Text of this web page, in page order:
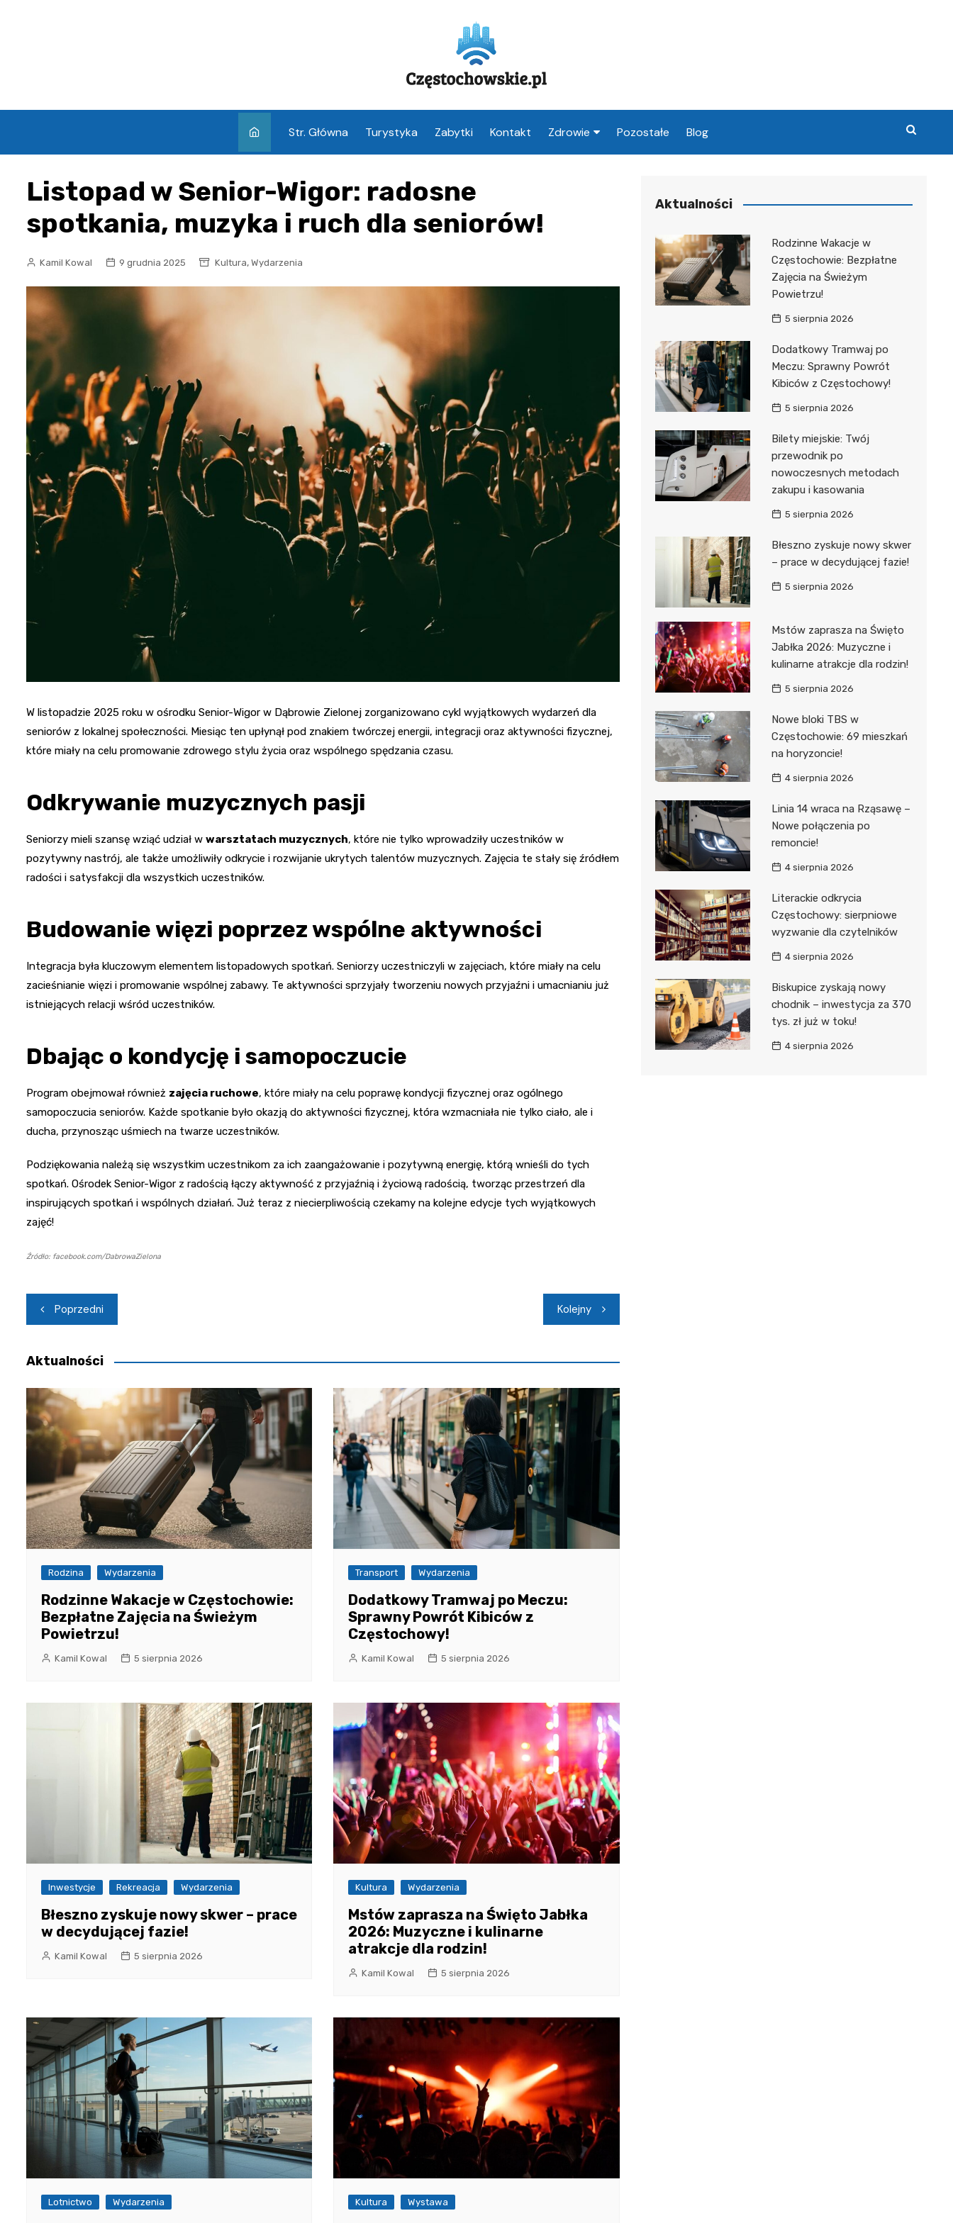
Str. Główna Turystyka Zabytki Kontakt Zdrowie
Lekarz Częstochowa
Częstochowa
Pozostałe Blog
Listopad w Senior-Wigor: radosne
spotkania, muzyka i ruch dla seniorów!
Kamil Kowal 9 grudnia 2025 Kultura, Wydarzenia
W listopadzie 2025 roku w ośrodku Senior-Wigor w Dąbrowie Zielonej zorganizowano cykl wyjątkowych wydarzeń dla
seniorów z lokalnej społeczności. Miesiąc ten upłynął pod znakiem twórczej energii, integracji oraz aktywności fizycznej,
które miały na celu promowanie zdrowego stylu życia oraz wspólnego spędzania czasu.
Odkrywanie muzycznych pasji
Seniorzy mieli szansę wziąć udział w warsztatach muzycznych, które nie tylko wprowadziły uczestników w
pozytywny nastrój, ale także umożliwiły odkrycie i rozwijanie ukrytych talentów muzycznych. Zajęcia te stały się źródłem
radości i satysfakcji dla wszystkich uczestników.
Budowanie więzi poprzez wspólne aktywności
Integracja była kluczowym elementem listopadowych spotkań. Seniorzy uczestniczyli w zajęciach, które miały na celu
zacieśnianie więzi i promowanie wspólnej zabawy. Te aktywności sprzyjały tworzeniu nowych przyjaźni i umacnianiu już
istniejących relacji wśród uczestników.
Dbając o kondycję i samopoczucie
Program obejmował również zajęcia ruchowe, które miały na celu poprawę kondycji fizycznej oraz ogólnego
samopoczucia seniorów. Każde spotkanie było okazją do aktywności fizycznej, która wzmacniała nie tylko ciało, ale i
ducha, przynosząc uśmiech na twarze uczestników.
Podziękowania należą się wszystkim uczestnikom za ich zaangażowanie i pozytywną energię, którą wnieśli do tych
spotkań. Ośrodek Senior-Wigor z radością łączy aktywność z przyjaźnią i życiową radością, tworząc przestrzeń dla
inspirujących spotkań i wspólnych działań. Już teraz z niecierpliwością czekamy na kolejne edycje tych wyjątkowych
zajęć!
Źródło: facebook.com/DabrowaZielona
Nawigacja
wpisu
Poprzedni Kolejny
Aktualności
Rodzina Wydarzenia
Rodzinne Wakacje w Częstochowie:
Bezpłatne Zajęcia na Świeżym
Powietrzu!
Kamil Kowal 5 sierpnia 2026
Transport Wydarzenia
Dodatkowy Tramwaj po Meczu:
Sprawny Powrót Kibiców z
Częstochowy!
Kamil Kowal 5 sierpnia 2026
Inwestycje Rekreacja Wydarzenia
Błeszno zyskuje nowy skwer – prace
w decydującej fazie!
Kamil Kowal 5 sierpnia 2026
Kultura Wydarzenia
Mstów zaprasza na Święto Jabłka
2026: Muzyczne i kulinarne
atrakcje dla rodzin!
Kamil Kowal 5 sierpnia 2026
Lotnictwo Wydarzenia Kultura Wystawa
Aktualności
Rodzinne Wakacje w
Częstochowie: Bezpłatne
Zajęcia na Świeżym
Powietrzu!
5 sierpnia 2026
Dodatkowy Tramwaj po
Meczu: Sprawny Powrót
Kibiców z Częstochowy!
5 sierpnia 2026
Bilety miejskie: Twój
przewodnik po
nowoczesnych metodach
zakupu i kasowania
5 sierpnia 2026
Błeszno zyskuje nowy skwer
– prace w decydującej fazie!
5 sierpnia 2026
Mstów zaprasza na Święto
Jabłka 2026: Muzyczne i
kulinarne atrakcje dla rodzin!
5 sierpnia 2026
Nowe bloki TBS w
Częstochowie: 69 mieszkań
na horyzoncie!
4 sierpnia 2026
Linia 14 wraca na Rząsawę –
Nowe połączenia po
remoncie!
4 sierpnia 2026
Literackie odkrycia
Częstochowy: sierpniowe
wyzwanie dla czytelników
4 sierpnia 2026
Biskupice zyskają nowy
chodnik – inwestycja za 370
tys. zł już w toku!
4 sierpnia 2026